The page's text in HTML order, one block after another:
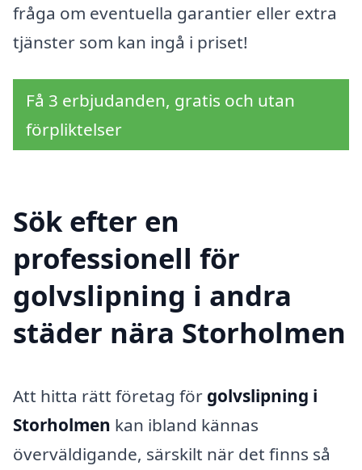
fråga om eventuella garantier eller extra
tjänster som kan ingå i priset!
Få 3 erbjudanden, gratis och utan
förpliktelser
Sök efter en
professionell för
golvslipning i andra
städer nära Storholmen
Att hitta rätt företag för golvslipning i
Storholmen kan ibland kännas
överväldigande, särskilt när det finns så